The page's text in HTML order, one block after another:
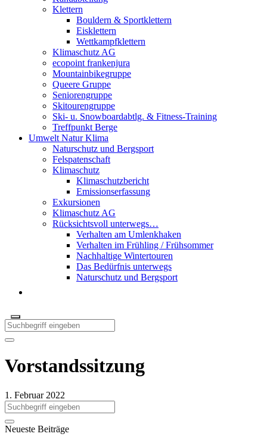
Klettern
Bouldern & Sportklettern
Eisklettern
Wettkampfklettern
Klimaschutz AG
ecopoint frankenjura
Mountainbikegruppe
Queere Gruppe
Seniorengruppe
Skitourengruppe
Ski- u. Snowboardabtlg. & Fitness-Training
Treffpunkt Berge
Umwelt Natur Klima
Naturschutz und Bergsport
Felspatenschaft
Klimaschutz
Klimaschutzbericht
Emissionserfassung
Exkursionen
Klimaschutz AG
Rücksichtsvoll unterwegs…
Verhalten am Umlenkhaken
Verhalten im Frühling / Frühsommer
Nachhaltige Wintertouren
Das Bedürfnis unterwegs
Naturschutz und Bergsport
Vorstandssitzung
1. Februar 2022
Neueste Beiträge